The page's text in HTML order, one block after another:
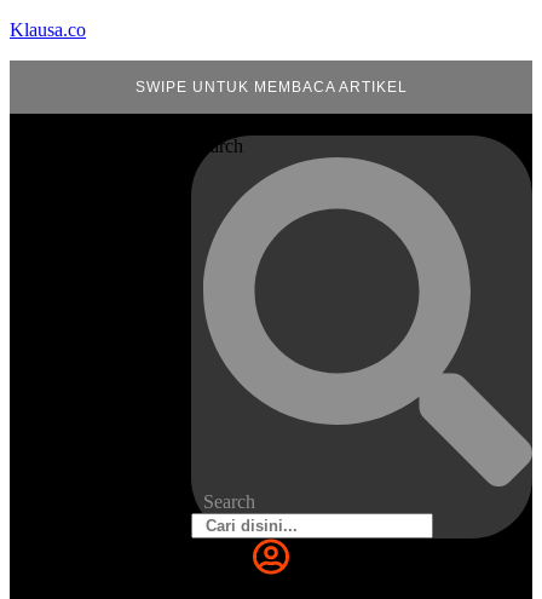
Klausa.co
SWIPE UNTUK MEMBACA ARTIKEL
Search
Search